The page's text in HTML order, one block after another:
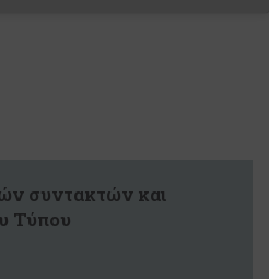
συντακτών και
Τύπου